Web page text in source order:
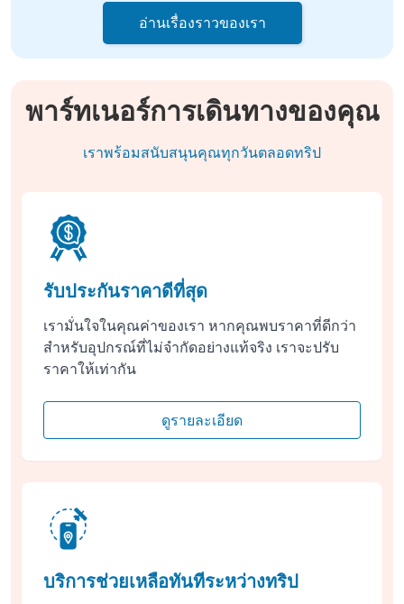
อ่านเรื่องราวของเรา
พาร์ทเนอร์การเดินทางของคุณ
เราพร้อมสนับสนุนคุณทุกวันตลอดทริป
รับประกันราคาดีที่สุด
เรามั่นใจในคุณค่าของเรา หากคุณพบราคาที่ดีกว่า
สำหรับอุปกรณ์ที่ไม่จำกัดอย่างแท้จริง เราจะปรับ
ราคาให้เท่ากัน
ดูรายละเอียด
บริการช่วยเหลือทันทีระหว่างทริป